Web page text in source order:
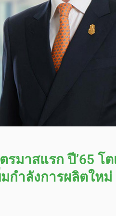
รมาสแรก ปี’65 โ
กำลังการผลิตให